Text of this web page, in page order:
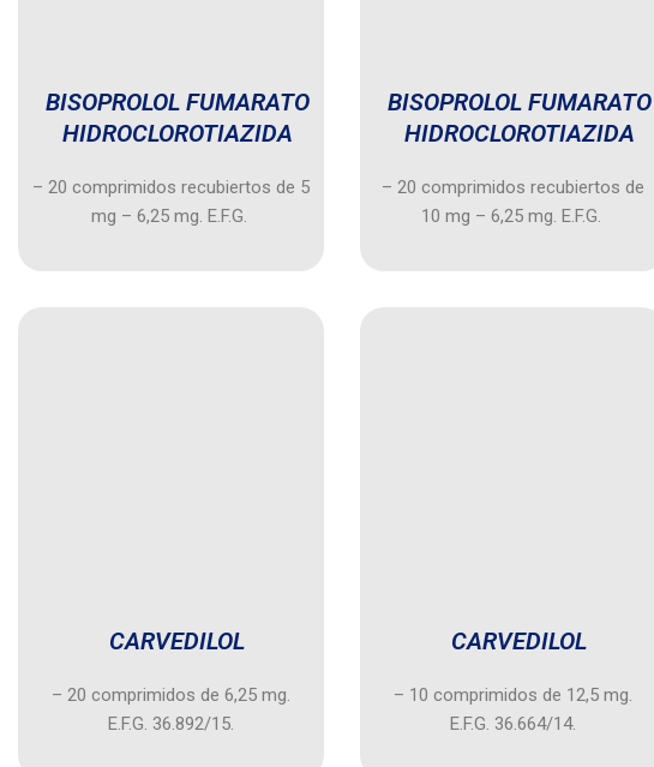
BISOPROLOL FUMARATO
HIDROCLOROTIAZIDA
– 20 comprimidos recubiertos de 5
mg – 6,25 mg. E.F.G.
BISOPROLOL FUMARATO
HIDROCLOROTIAZIDA
– 20 comprimidos recubiertos de
10 mg – 6,25 mg. E.F.G.
CARVEDILOL
– 20 comprimidos de 6,25 mg.
E.F.G. 36.892/15.
CARVEDILOL
– 10 comprimidos de 12,5 mg.
E.F.G. 36.664/14.